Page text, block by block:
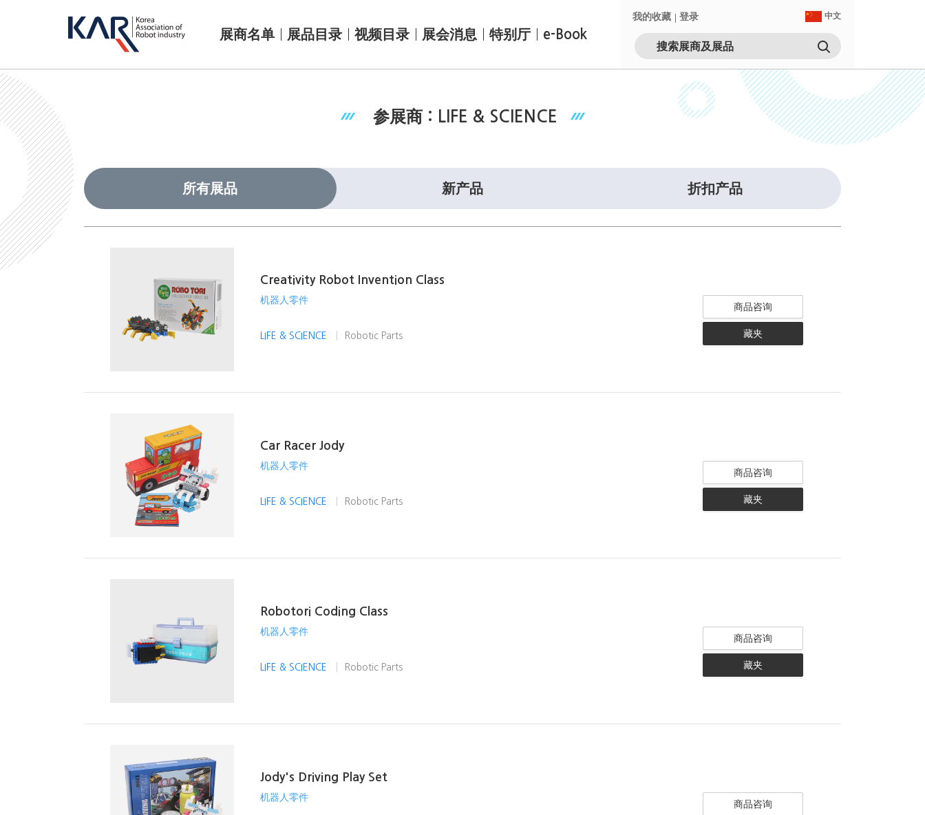
展商名单 展品目录 视频目录 展会消息 特别厅 e-Book
我的收藏 登录 中文
参展商 : LIFE & SCIENCE
所有展品 新产品 折扣产品
Creativity Robot Invention Class
机器人零件
LIFE & SCIENCE Robotic Parts
商品咨询
藏夹
Car Racer Jody
机器人零件
LIFE & SCIENCE Robotic Parts
商品咨询
藏夹
Robotori Coding Class
机器人零件
LIFE & SCIENCE Robotic Parts
商品咨询
藏夹
Jody's Driving Play Set
机器人零件
商品咨询